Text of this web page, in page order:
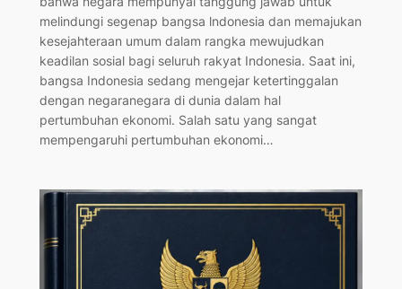
melindungi segenap bangsa lndonesia dan memajukan
kesejahteraan umum dalam rangka mewujudkan
keadilan sosial bagi seluruh rakyat Indonesia. Saat ini,
bangsa Indonesia sedang mengejar ketertinggalan
dengan negaranegara di dunia dalam hal
pertumbuhan ekonomi. Salah satu yang sangat
mempengaruhi pertumbuhan ekonomi…